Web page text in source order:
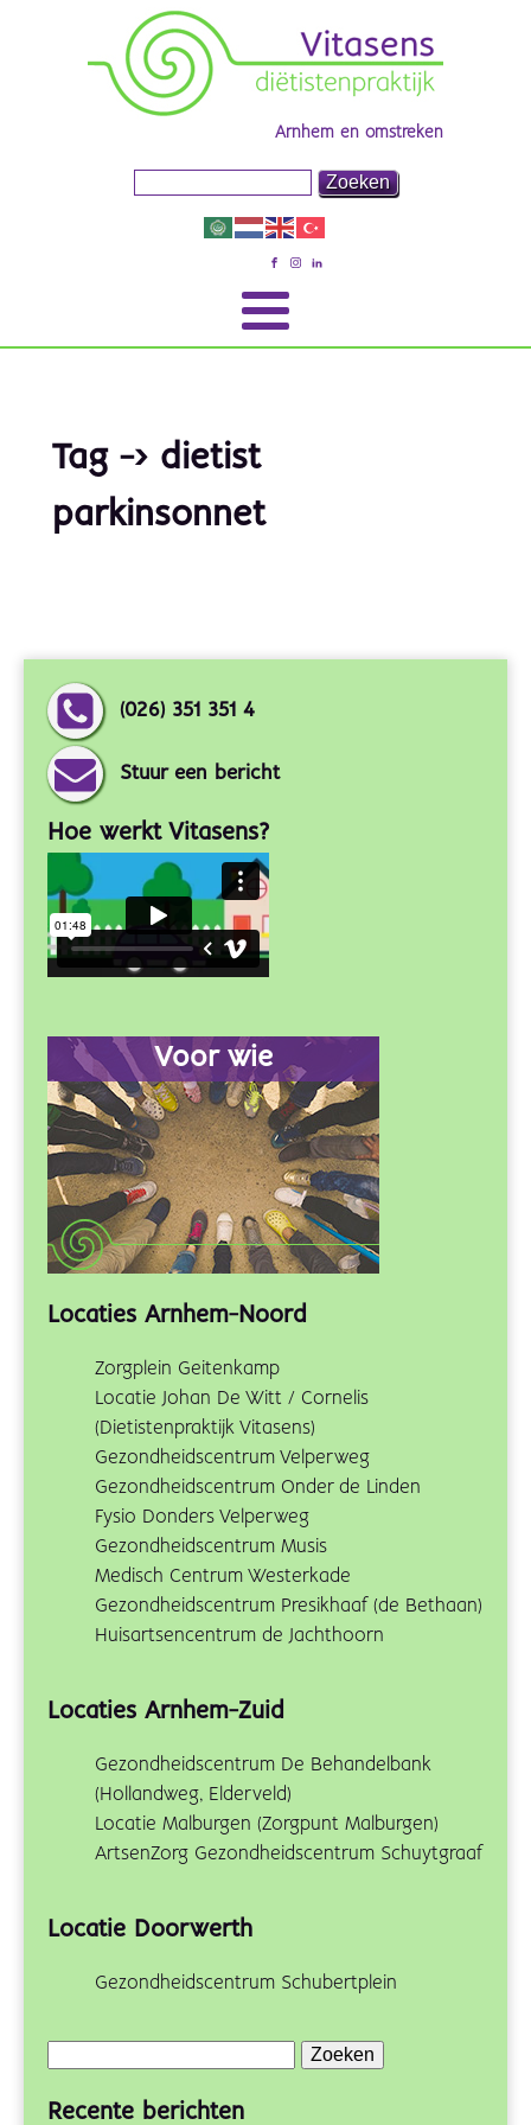
Arnhem en omstreken
Tag -> dietist
parkinsonnet
(026) 351 351 4
Stuur een bericht
Hoe werkt Vitasens?
Voor wie
Locaties Arnhem-Noord
Zorgplein Geitenkamp
Locatie Johan De Witt / Cornelis
(Dietistenpraktijk Vitasens)
Gezondheidscentrum Velperweg
Gezondheidscentrum Onder de Linden
Fysio Donders Velperweg
Gezondheidscentrum Musis
Medisch Centrum Westerkade
Gezondheidscentrum Presikhaaf (de Bethaan)
Huisartsencentrum de Jachthoorn
Locaties Arnhem-Zuid
Gezondheidscentrum De Behandelbank
(Hollandweg, Elderveld)
Locatie Malburgen (Zorgpunt Malburgen)
ArtsenZorg Gezondheidscentrum Schuytgraaf
Locatie Doorwerth
Gezondheidscentrum Schubertplein
Recente berichten